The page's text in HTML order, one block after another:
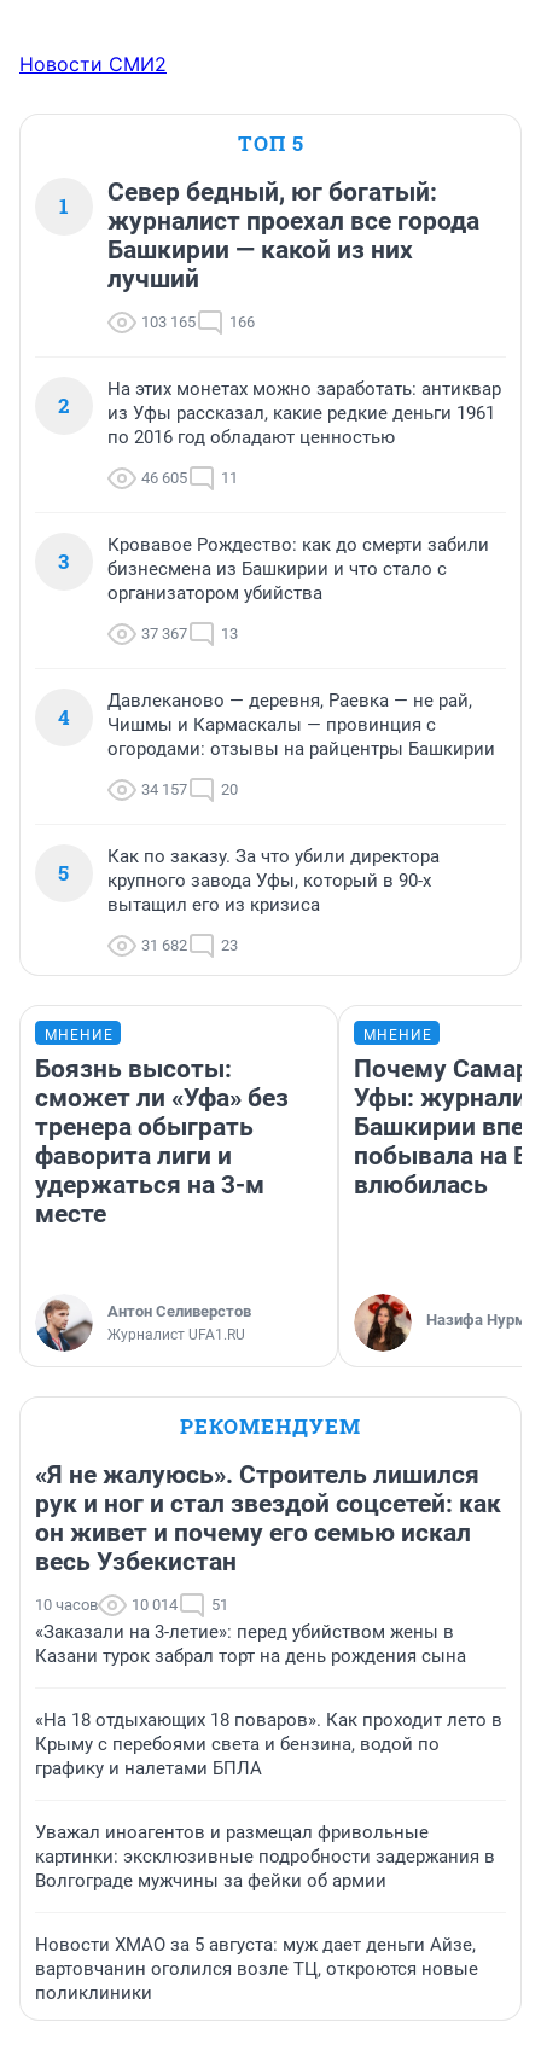
Новости СМИ2
ТОП 5
1
Север бедный, юг богатый:
журналист проехал все города
Башкирии — какой из них
лучший
103 165 166
2
На этих монетах можно заработать: антиквар
из Уфы рассказал, какие редкие деньги 1961
по 2016 год обладают ценностью
46 605 11
3
Кровавое Рождество: как до смерти забили
бизнесмена из Башкирии и что стало с
организатором убийства
37 367 13
4
Давлеканово — деревня, Раевка — не рай,
Чишмы и Кармаскалы — провинция с
огородами: отзывы на райцентры Башкирии
34 157 20
5
Как по заказу. За что убили директора
крупного завода Уфы, который в 90-х
вытащил его из кризиса
31 682 23
МНЕНИЕ
Боязнь высоты:
сможет ли «Уфа» без
тренера обыграть
фаворита лиги и
удержаться на 3-м
месте
Антон Селиверстов
Журналист UFA1.RU
МНЕНИЕ
Почему
Уфы:
Башкирии
побывала на
влюбилась
Назифа
РЕКОМЕНДУЕМ
«Я не жалуюсь». Строитель лишился
рук и ног и стал звездой соцсетей: как
он живет и почему его семью искал
весь Узбекистан
10 часов 10 014 51
«Заказали на 3-летие»: перед убийством жены в
Казани турок забрал торт на день рождения сына
«На 18 отдыхающих 18 поваров». Как проходит лето в
Крыму с перебоями света и бензина, водой по
графику и налетами БПЛА
Уважал иноагентов и размещал фривольные
картинки: эксклюзивные подробности задержания в
Волгограде мужчины за фейки об армии
Новости ХМАО за 5 августа: муж дает деньги Айзе,
вартовчанин оголился возле ТЦ, откроются новые
поликлиники